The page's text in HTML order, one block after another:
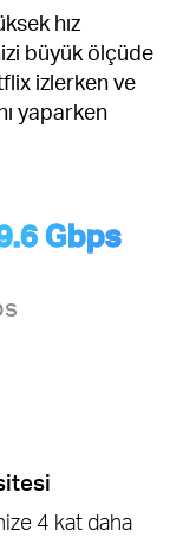
hız
büyük ölçüde
izlerken ve
yaparken
Gbps
4 kat daha